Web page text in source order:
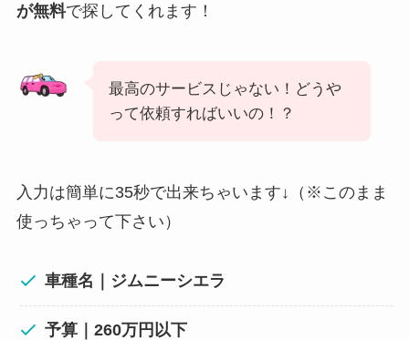
が無料で探してくれます！
最高のサービスじゃない！どうや
って依頼すればいいの！？
入力は簡単に35秒で出来ちゃいます↓（※このまま
使っちゃって下さい）
車種名｜ジムニーシエラ
予算｜260万円以下